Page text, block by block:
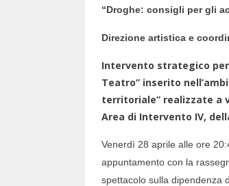
“Droghe: consigli per gli
Direzione artistica e
Intervento strategico per
Teatro” inserito
territoriale” realizzate a
Area di Intervento IV,
Venerdì 28 aprile alle ore
appuntamento con la
spettacolo sulla dipendenza